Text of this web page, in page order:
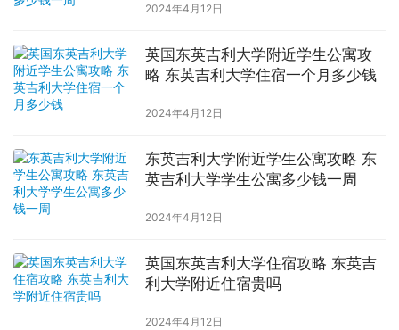
2024年4月12日
英国东英吉利大学附近学生公寓攻
略 东英吉利大学住宿一个月多少钱
2024年4月12日
东英吉利大学附近学生公寓攻略 东
英吉利大学学生公寓多少钱一周
2024年4月12日
英国东英吉利大学住宿攻略 东英吉
利大学附近住宿贵吗
2024年4月12日